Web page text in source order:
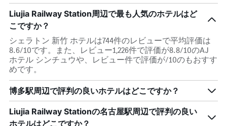
Liujia Railway Station周辺で最も人気のホテルはど
こですか？
シェラトン 新竹 ホテルは744件のレビューで平均評価は
8.6/10です。また、レビュー1,226件で評価が8.8/10のAJ
ホテル シンチュウや、レビュー件で評価が/10のもおすす
めです。
博多駅周辺で評判の良いホテルはどこですか？
Liujia Railway Stationの名古屋駅周辺で評判の良い
ホテルはどこですか？